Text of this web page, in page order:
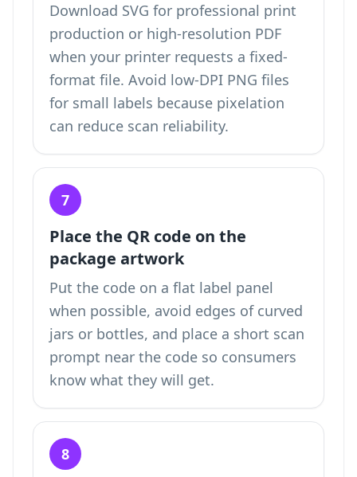
Download SVG for professional print
production or high-resolution PDF
when your printer requests a fixed-
format file. Avoid low-DPI PNG files
for small labels because pixelation
can reduce scan reliability.
7
Place the QR code on the
package artwork
Put the code on a flat label panel
when possible, avoid edges of curved
jars or bottles, and place a short scan
prompt near the code so consumers
know what they will get.
8